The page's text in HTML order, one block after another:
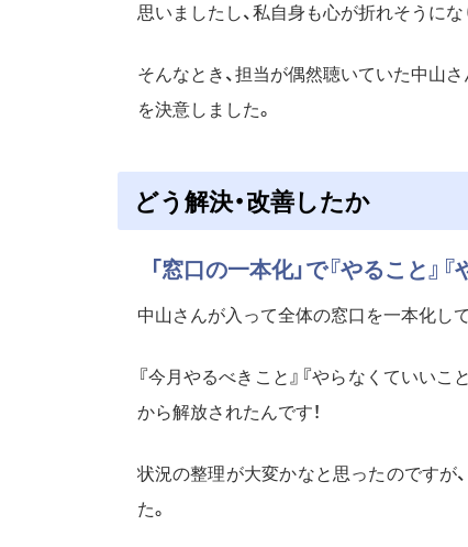
思いましたし、私自身も心が折れそうにな
そんなとき、担当が偶然聴いていた中山
を決意しました。
どう解決・改善したか
「窓口の一本化」で『やること』
中山さんが入って全体の窓口を一本化し
『今月やるべきこと』『やらなくていいこ
から解放されたんです！
状況の整理が大変かなと思ったのですが
た。